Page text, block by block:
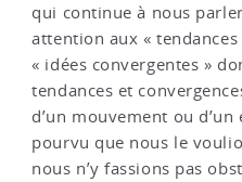
qui continue à nous
attention aux «
« idées convergentes »
tendances et
d’un mouvement ou
pourvu que nous le
nous n’y fassions pas